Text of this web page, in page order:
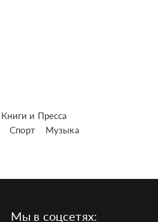
Книги и Пресса
Спорт Музыка
Мы в соцсетях: